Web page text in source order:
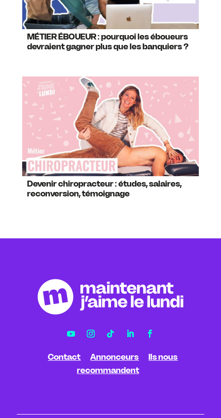
MÉTIER ÉBOUEUR : pourquoi les éboueurs
devraient gagner plus que les banquiers ?
Devenir chiropracteur : études, salaires,
reconversion, témoignage
Contact Annonceurs
Ils nous
recommandent